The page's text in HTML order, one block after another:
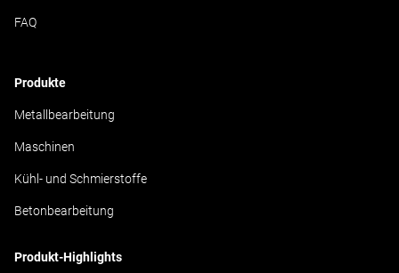
FAQ
Produkte
Metallbearbeitung
Maschinen
Kühl- und Schmierstoffe
Betonbearbeitung
Produkt-Highlights